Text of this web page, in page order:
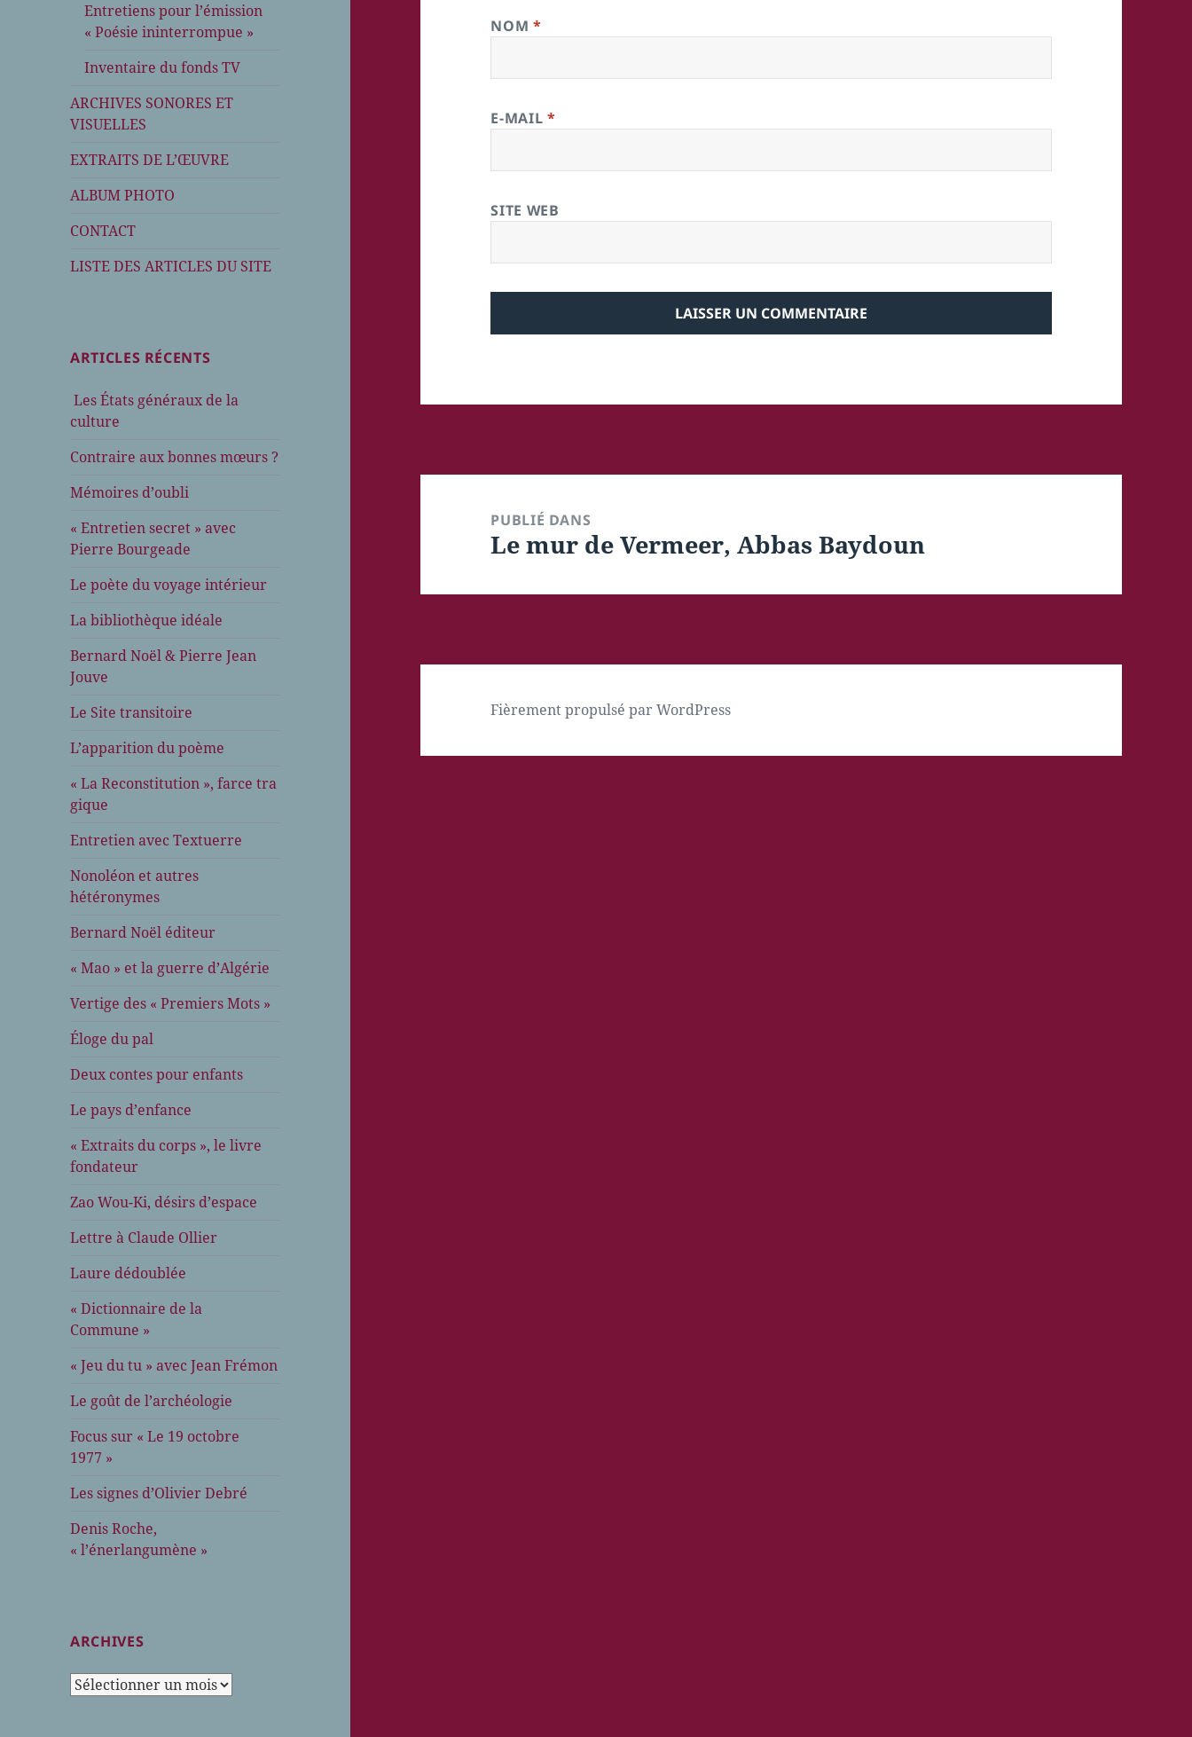
Entretiens pour l’émission
« Poésie ininterrompue »
Inventaire du fonds TV
ARCHIVES SONORES ET
VISUELLES
EXTRAITS DE L’ŒUVRE
ALBUM PHOTO
CONTACT
LISTE DES ARTICLES DU SITE
ARTICLES RÉCENTS
Les États généraux de la
culture
Contraire aux bonnes mœurs ?
Mémoires d’oubli
« Entretien secret » avec
Pierre Bourgeade
Le poète du voyage intérieur
La bibliothèque idéale
Bernard Noël & Pierre Jean
Jouve
Le Site transitoire
L’apparition du poème
« La Reconstitution », farce tra
gique
Entretien avec Textuerre
Nonoléon et autres
hétéronymes
Bernard Noël éditeur
« Mao » et la guerre d’Algérie
Vertige des « Premiers Mots »
Éloge du pal
Deux contes pour enfants
Le pays d’enfance
« Extraits du corps », le livre
fondateur
Zao Wou-Ki, désirs d’espace
Lettre à Claude Ollier
Laure dédoublée
« Dictionnaire de la
Commune »
« Jeu du tu » avec Jean Frémon
Le goût de l’archéologie
Focus sur « Le 19 octobre
1977 »
Les signes d’Olivier Debré
Denis Roche,
« l’énerlangumène »
ARCHIVES
Archives
NOM *
E-MAIL *
SITE WEB
PUBLIÉ DANS
Le mur de Vermeer, Abbas Baydoun
Fièrement propulsé par WordPress